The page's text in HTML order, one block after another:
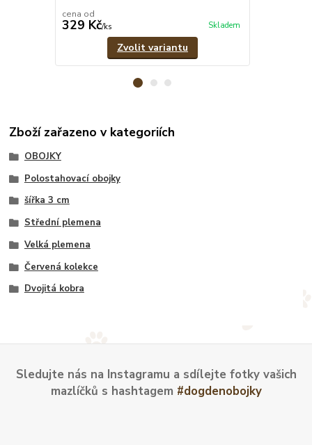
cena od
329 Kč/ks Skladem
Zvolit variantu
Zboží zařazeno v kategoriích
OBOJKY
Polostahovací obojky
šířka 3 cm
Střední plemena
Velká plemena
Červená kolekce
Dvojitá kobra
Sledujte nás na Instagramu a sdílejte fotky vašich
mazlíčků s hashtagem #dogdenobojky